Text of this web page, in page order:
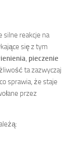
silne reakcje na
się z tym
, pieczenie
ta zazwyczaj
sprawia, że staje
przez